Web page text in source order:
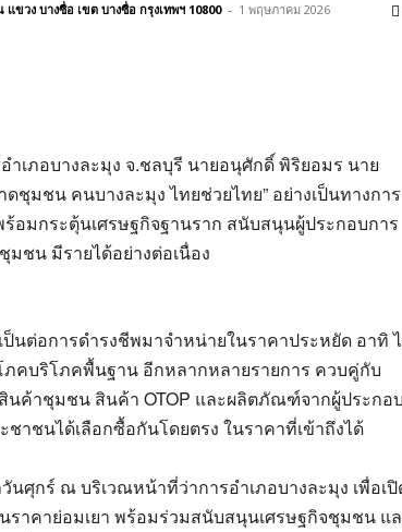
ขวง บางซื่อ เขต บางซื่อ กรุงเทพฯ 10800 - 1 พฤษภาคม 2026
เภอบางละมุง จ.ชลบุรี นายอนุศักดิ์ พิริยอมร นาย
ดชุมชน คนบางละมุง ไทยช่วยไทย” อย่างเป็นทางการ
อมกระตุ้นเศรษฐกิจฐานราก สนับสนุนผู้ประกอบการ
ชน มีรายได้อย่างต่อเนื่อง
นต่อการดำรงชีพมาจำหน่ายในราคาประหยัด อาทิ
คบริโภคพื้นฐาน อีกหลากหลายรายการ ควบคู่กับ
สินค้าชุมชน สินค้า OTOP และผลิตภัณฑ์จากผู้ประกอบ
าชนได้เลือกซื้อกันโดยตรง ในราคาที่เข้าถึงได้
ศุกร์ ณ บริเวณหน้าที่ว่าการอำเภอบางละมุง เพื่อเ
าคาย่อมเยา พร้อมร่วมสนับสนุนเศรษฐกิจชุมชน แ